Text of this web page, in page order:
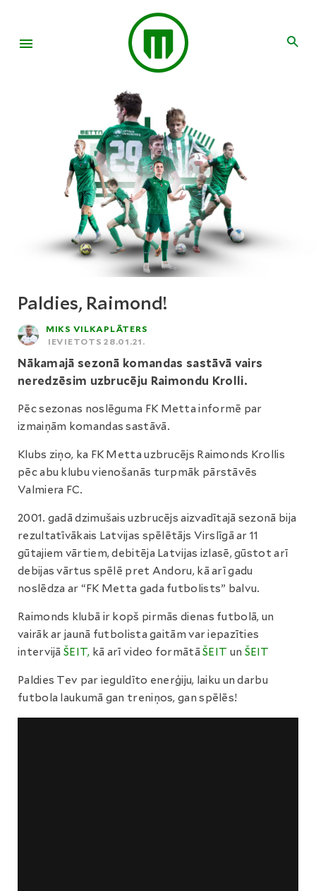
Paldies, Raimond!
MIKS VILKAPLĀTERS
IEVIETOTS 28.01.21.
Nākamajā sezonā komandas sastāvā vairs
neredzēsim uzbrucēju Raimondu Krolli.
Pēc sezonas noslēguma FK Metta informē par
izmaiņām komandas sastāvā.
Klubs ziņo, ka FK Metta uzbrucējs Raimonds Krollis
pēc abu klubu vienošanās turpmāk pārstāvēs
Valmiera FC.
2001. gadā dzimušais uzbrucējs aizvadītajā sezonā bija
rezultatīvākais Latvijas spēlētājs Virslīgā ar 11
gūtajiem vārtiem, debitēja Latvijas izlasē, gūstot arī
debijas vārtus spēlē pret Andoru, kā arī gadu
noslēdza ar “FK Metta gada futbolists” balvu.
Raimonds klubā ir kopš pirmās dienas futbolā, un
vairāk ar jaunā futbolista gaitām var iepazīties
intervijā ŠEIT, kā arī video formātāŠEIT un ŠEIT
Paldies Tev par ieguldīto enerģiju, laiku un darbu
futbola laukumā gan treniņos, gan spēlēs!